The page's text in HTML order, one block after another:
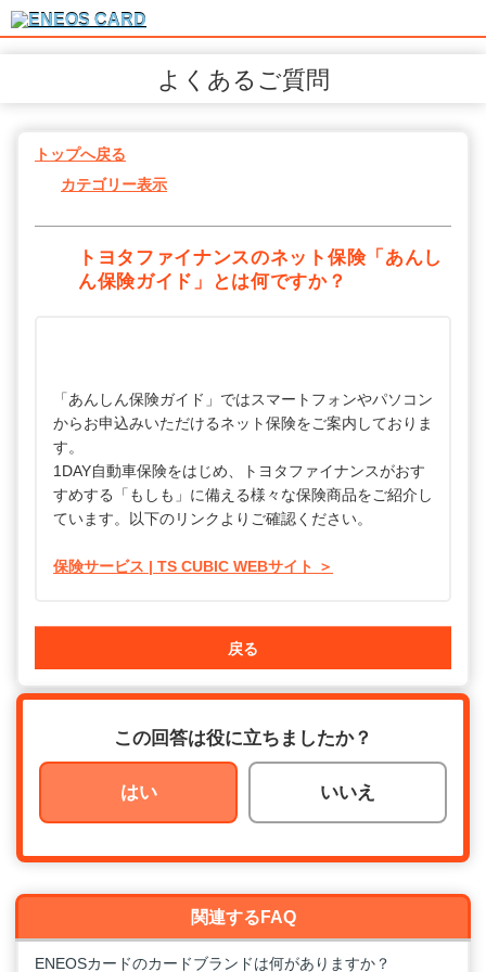
よくあるご質問
トップへ戻る
カテゴリー表示
トヨタファイナンスのネット保険「あんし
ん保険ガイド」とは何ですか？
「あんしん保険ガイド」ではスマートフォンやパソコン
からお申込みいただけるネット保険をご案内しておりま
す。
1DAY自動車保険をはじめ、トヨタファイナンスがおす
すめする「もしも」に備える様々な保険商品をご紹介し
ています。以下のリンクよりご確認ください。
保険サービス | TS CUBIC WEBサイト ＞
戻る
この回答は役に立ちましたか？
はい いいえ
関連するFAQ
ENEOSカードのカードブランドは何がありますか？